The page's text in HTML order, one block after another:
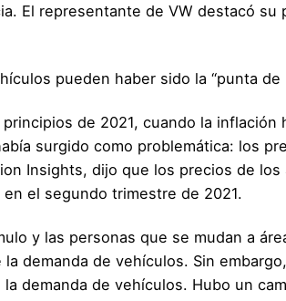
El representante de VW destacó su
pueden haber sido la “punta
de 2021, cuando la
surgido como problemática: los
Insights, dijo que los precios de los
el segundo trimestre de 2021.
y las personas que se mudan a
demanda de vehículos. Sin
demanda de vehículos. Hubo un